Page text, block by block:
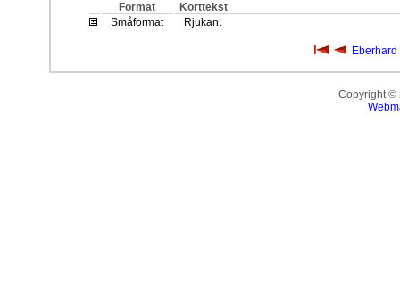
Format
Korttekst
Småformat
Rjukan.
Eberhard
Copyright ©